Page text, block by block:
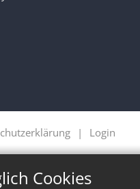
Cookies
Login